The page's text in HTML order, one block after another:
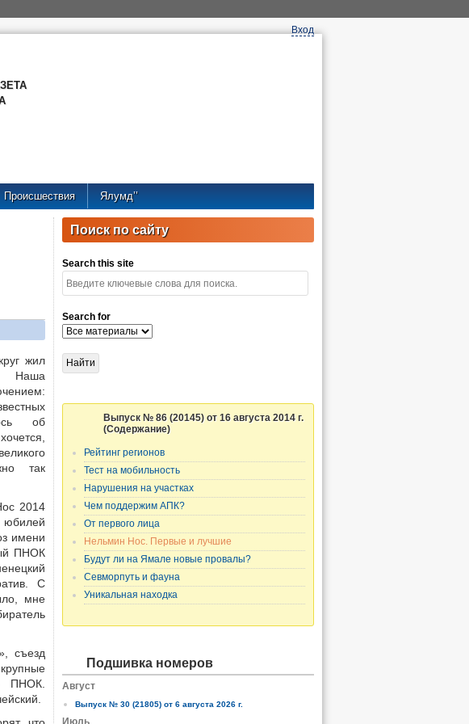
Вход
Происшествия Ялумд’’
жил
Наша
об
так
2014
юбилей
имени
ПНОК
С
мне
съезд
ПНОК.
Поиск по сайту
Search this site
Search for
Выпуск № 86 (20145) от 16 августа 2014 г.
(Содержание)
Рейтинг регионов
Тест на мобильность
Нарушения на участках
Чем поддержим АПК?
От первого лица
Нельмин Нос. Первые и лучшие
Будут ли на Ямале новые провалы?
Севморпуть и фауна
Уникальная находка
Подшивка номеров
Август
Выпуск № 30 (21805) от 6 августа 2026 г.
Июль